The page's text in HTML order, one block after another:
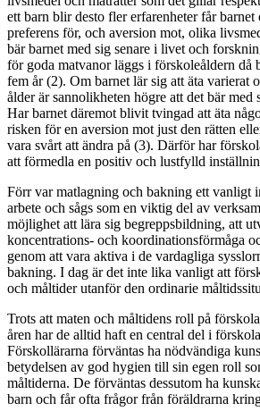
ett barn blir desto fler erfarenheter får barnet
preferens för, och aversion mot, olika
bär barnet med sig senare i livet och
för goda matvanor läggs i förskoleåldern då
fem år (2). Om barnet lär sig att äta varierat
ålder är sannolikheten högre att det bär med
Har barnet däremot blivit tvingad att äta
risken för en aversion mot just den rätten
vara svårt att ändra på (3). Därför har
att förmedla en positiv och lustfylld
Förr var matlagning och bakning ett vanligt
arbete och sågs som en viktig del av
möjlighet att lära sig begreppsbildning, att
koncentrations- och koordinationsförmåga
genom att vara aktiva i de vardagliga
bakning. I dag är det inte lika vanligt att
och måltider utanför den ordinarie
Trots att maten och måltidens roll på
åren har de alltid haft en central del i
Förskollärarna förväntas ha nödvändiga
betydelsen av god hygien till sin egen roll
måltiderna. De förväntas dessutom ha
barn och får ofta frågor från föräldrarna